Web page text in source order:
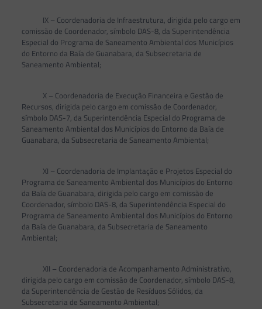
IX – Coordenadoria de Infraestrutura, dirigida pelo cargo em
comissão de Coordenador, símbolo DAS-8, da Superintendência
Especial do Programa de Saneamento Ambiental dos Municípios
do Entorno da Baía de Guanabara, da Subsecretaria de
Saneamento Ambiental;
X – Coordenadoria de Execução Financeira e Gestão de
Recursos, dirigida pelo cargo em comissão de Coordenador,
símbolo DAS-7, da Superintendência Especial do Programa de
Saneamento Ambiental dos Municípios do Entorno da Baía de
Guanabara, da Subsecretaria de Saneamento Ambiental;
XI – Coordenadoria de Implantação e Projetos Especial do
Programa de Saneamento Ambiental dos Municípios do Entorno
da Baía de Guanabara, dirigida pelo cargo em comissão de
Coordenador, símbolo DAS-8, da Superintendência Especial do
Programa de Saneamento Ambiental dos Municípios do Entorno
da Baía de Guanabara, da Subsecretaria de Saneamento
Ambiental;
XII – Coordenadoria de Acompanhamento Administrativo,
dirigida pelo cargo em comissão de Coordenador, símbolo DAS-8,
da Superintendência de Gestão de Resíduos Sólidos, da
Subsecretaria de Saneamento Ambiental;